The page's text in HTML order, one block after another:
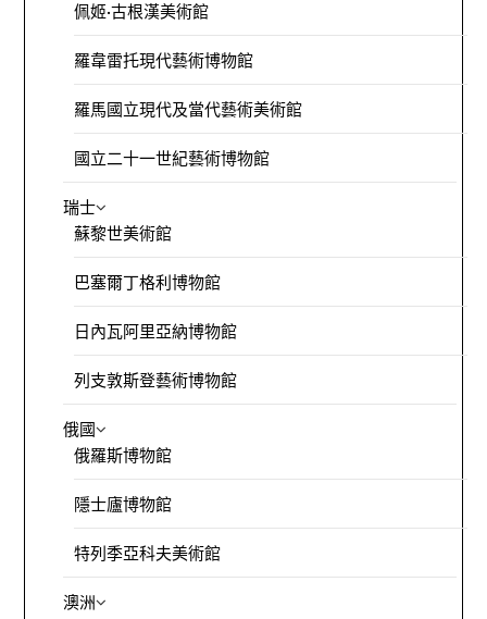
佩姬·古根漢美術館
羅韋雷托現代藝術博物館
羅馬國立現代及當代藝術美術館
國立二十一世紀藝術博物館
瑞士
蘇黎世美術館
巴塞爾丁格利博物館
日內瓦阿里亞納博物館
列支敦斯登藝術博物館
俄國
俄羅斯博物館
隱士廬博物館
特列季亞科夫美術館
澳洲